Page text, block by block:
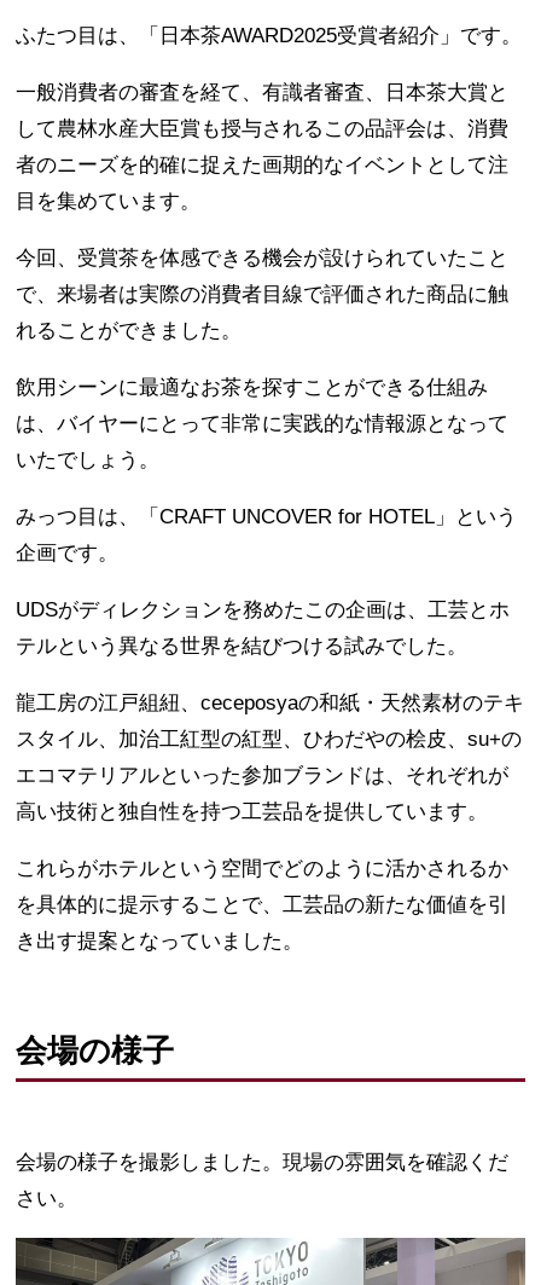
ふたつ目は、「日本茶AWARD2025受賞者紹介」です。
一般消費者の審査を経て、有識者審査、日本茶大賞と
して農林水産大臣賞も授与されるこの品評会は、消費
者のニーズを的確に捉えた画期的なイベントとして注
目を集めています。
今回、受賞茶を体感できる機会が設けられていたこと
で、来場者は実際の消費者目線で評価された商品に触
れることができました。
飲用シーンに最適なお茶を探すことができる仕組み
は、バイヤーにとって非常に実践的な情報源となって
いたでしょう。
みっつ目は、「CRAFT UNCOVER for HOTEL」という
企画です。
UDSがディレクションを務めたこの企画は、工芸とホ
テルという異なる世界を結びつける試みでした。
龍工房の江戸組紐、ceceposyaの和紙・天然素材のテキ
スタイル、加治工紅型の紅型、ひわだやの桧皮、su+の
エコマテリアルといった参加ブランドは、それぞれが
高い技術と独自性を持つ工芸品を提供しています。
これらがホテルという空間でどのように活かされるか
を具体的に提示することで、工芸品の新たな価値を引
き出す提案となっていました。
会場の様子
会場の様子を撮影しました。現場の雰囲気を確認くだ
さい。